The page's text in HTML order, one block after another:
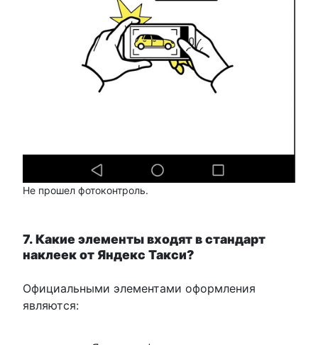
Не прошел фотоконтроль.
7. Какие элементы входят в стандарт
наклеек от Яндекс Такси?
Официальными элементами оформления
являются: